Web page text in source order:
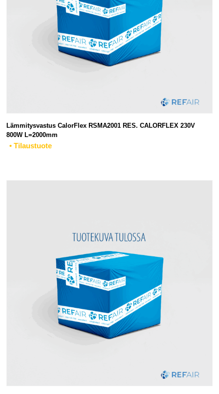
Lämmitysvastus CalorFlex RSMA2001 RES. CALORFLEX 230V
800W L=2000mm
• Tilaustuote